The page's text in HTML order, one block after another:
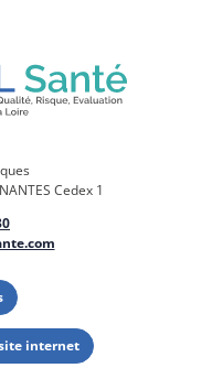
Cedex 1
internet